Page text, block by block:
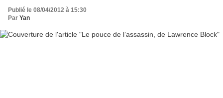
Publié le 08/04/2012 à 15:30
Par Yan